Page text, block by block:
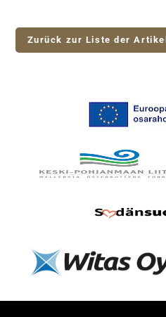
Zurück zur Liste der Artikel